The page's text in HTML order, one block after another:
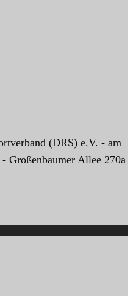
(DRS) e.V. - am
Großenbaumer Allee 270a